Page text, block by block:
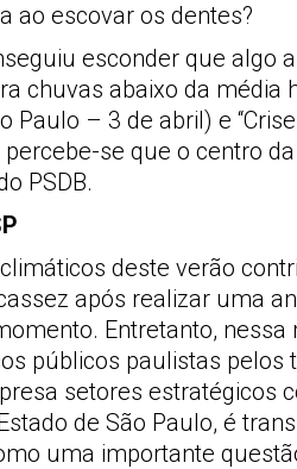
ao escovar os dentes?
esconder que algo
chuvas abaixo da
Paulo – 3 de abril) e
se que o centro
PSDB.
deste verão
após realizar uma
Entretanto,
públicos paulistas
setores estratégicos
de São Paulo, é
uma importante